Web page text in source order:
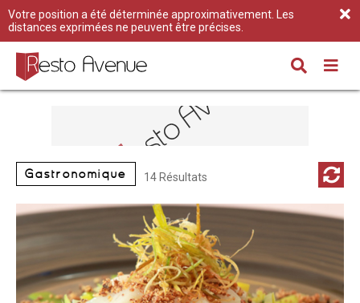
Votre position a été déterminée approximativement. Les
distances exprimées ne peuvent être précises.
Gastronomique 14 Résultats